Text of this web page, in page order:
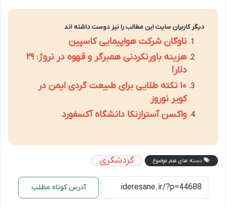
دیگر کاربران سایت این مطالب را نیز دوست داشته اند
ناوگان شرکت هواپیمایی کاسپین
هزینه باورنکردنی همبرگر و قهوه در نروژ: ۲۹
دلار!
۱۰ نکته طلایی برای طبیعت گردی ایمن در
کویر نوروز
واکسن آسترازنکا دانشگاه آکسفورد
دسته های هم موضوع گردشگری
آدرس کوتاه مطلب